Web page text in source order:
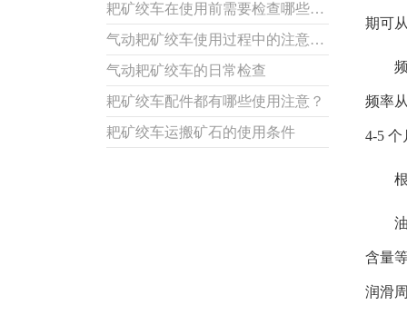
耙矿绞车在使用前需要检查哪些方面？
气动耙矿绞车使用过程中的注意事项
气动耙矿绞车的日常检查
耙矿绞车配件都有哪些使用注意？
耙矿绞车运搬矿石的使用条件
期可
频率
4-5 个
含量
润滑